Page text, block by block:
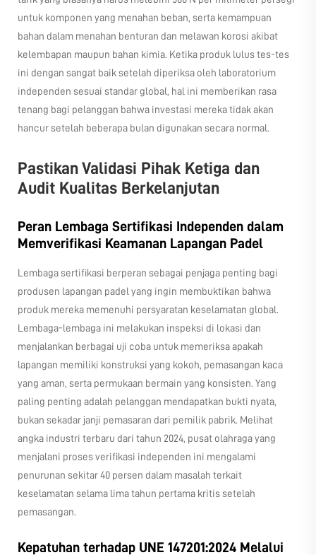
untuk komponen yang menahan beban, serta kemampuan
bahan dalam menahan benturan dan melawan korosi akibat
kelembapan maupun bahan kimia. Ketika produk lulus tes-tes
ini dengan sangat baik setelah diperiksa oleh laboratorium
independen sesuai standar global, hal ini memberikan rasa
tenang bagi pelanggan bahwa investasi mereka tidak akan
hancur setelah beberapa bulan digunakan secara normal.
Pastikan Validasi Pihak Ketiga dan
Audit Kualitas Berkelanjutan
Peran Lembaga Sertifikasi Independen dalam
Memverifikasi Keamanan Lapangan Padel
Lembaga sertifikasi berperan sebagai penjaga penting bagi
produsen lapangan padel yang ingin membuktikan bahwa
produk mereka memenuhi persyaratan keselamatan global.
Lembaga-lembaga ini melakukan inspeksi di lokasi dan
menjalankan berbagai uji coba untuk memeriksa apakah
lapangan memiliki konstruksi yang kokoh, pemasangan kaca
yang aman, serta permukaan bermain yang konsisten. Yang
paling penting adalah pelanggan mendapatkan bukti nyata,
bukan sekadar janji pemasaran dari pemilik pabrik. Melihat
angka industri terbaru dari tahun 2024, pusat olahraga yang
menjalani proses verifikasi independen ini mengalami
penurunan sekitar 40 persen dalam masalah terkait
keselamatan selama lima tahun pertama kritis setelah
pemasangan.
Kepatuhan terhadap UNE 147201:2024 Melalui